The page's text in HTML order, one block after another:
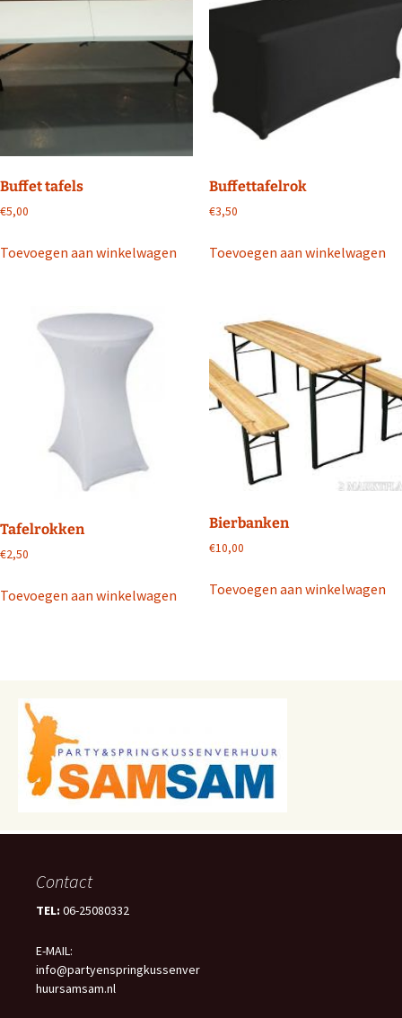
Buffet tafels
€5,00
Toevoegen aan winkelwagen
Buffettafelrok
€3,50
Toevoegen aan winkelwagen
Tafelrokken
€2,50
Toevoegen aan winkelwagen
Bierbanken
€10,00
Toevoegen aan winkelwagen
Contact
TEL: 06-25080332
E-MAIL:
info@partyenspringkussenver
huursamsam.nl